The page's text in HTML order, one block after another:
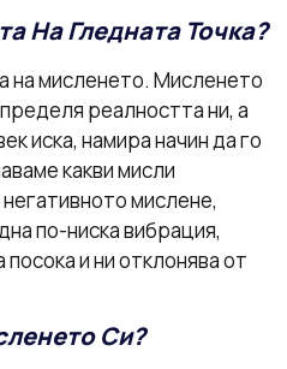
На Гледната Точка?
на мисленето. Мисленето
реалността ни, а
иска, намира начин да го
какви мисли
мислене,
по-ниска вибрация,
и ни отклонява от
Си?